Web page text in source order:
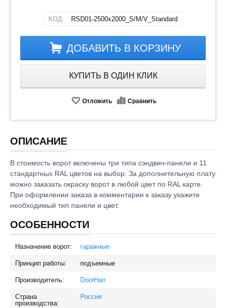
КОД: RSD01-2500х2000_S/M/V_Standard
ДОБАВИТЬ В КОРЗИНУ
КУПИТЬ В ОДИН КЛИК
Отложить Сравнить
ОПИСАНИЕ
В стоимость ворот включены три типа сэндвич-панели и 11
стандартных RAL цветов на выбор. За дополнительную плату
можно заказать окраску ворот в любой цвет по RAL карте.
При оформлении заказа в комментарии к заказу укажите
необходимый тип панели и цвет.
ОСОБЕННОСТИ
Назначение ворот: гаражные
Принцип работы: подъемные
Производитель: DoorHan
Страна
производства:
Россия